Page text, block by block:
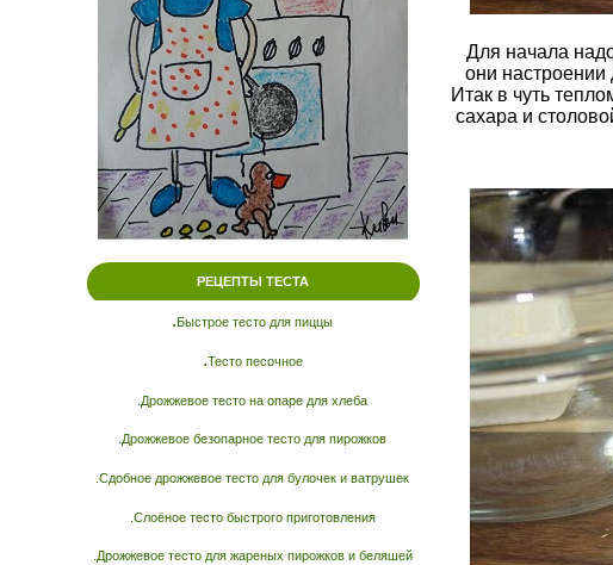
РЕЦЕПТЫ ТЕСТА
. Быстрое тесто для пиццы
.Тесто песочное
.Дрожжевое тесто на опаре для хлеба
.Дрожжевое безопарное тесто для пирожков
.Сдобное дрожжевое тесто для булочек и ватрушек
.Слоёное тесто быстрого приготовления
.Дрожжевое тесто для жареных пирожков и беляшей
Для начала
они настроении
Итак в чуть
сахара и